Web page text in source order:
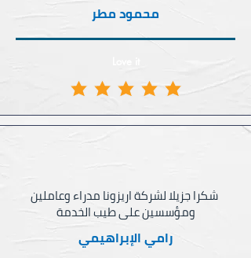
محمود مطر
رامي الإبراهيمي